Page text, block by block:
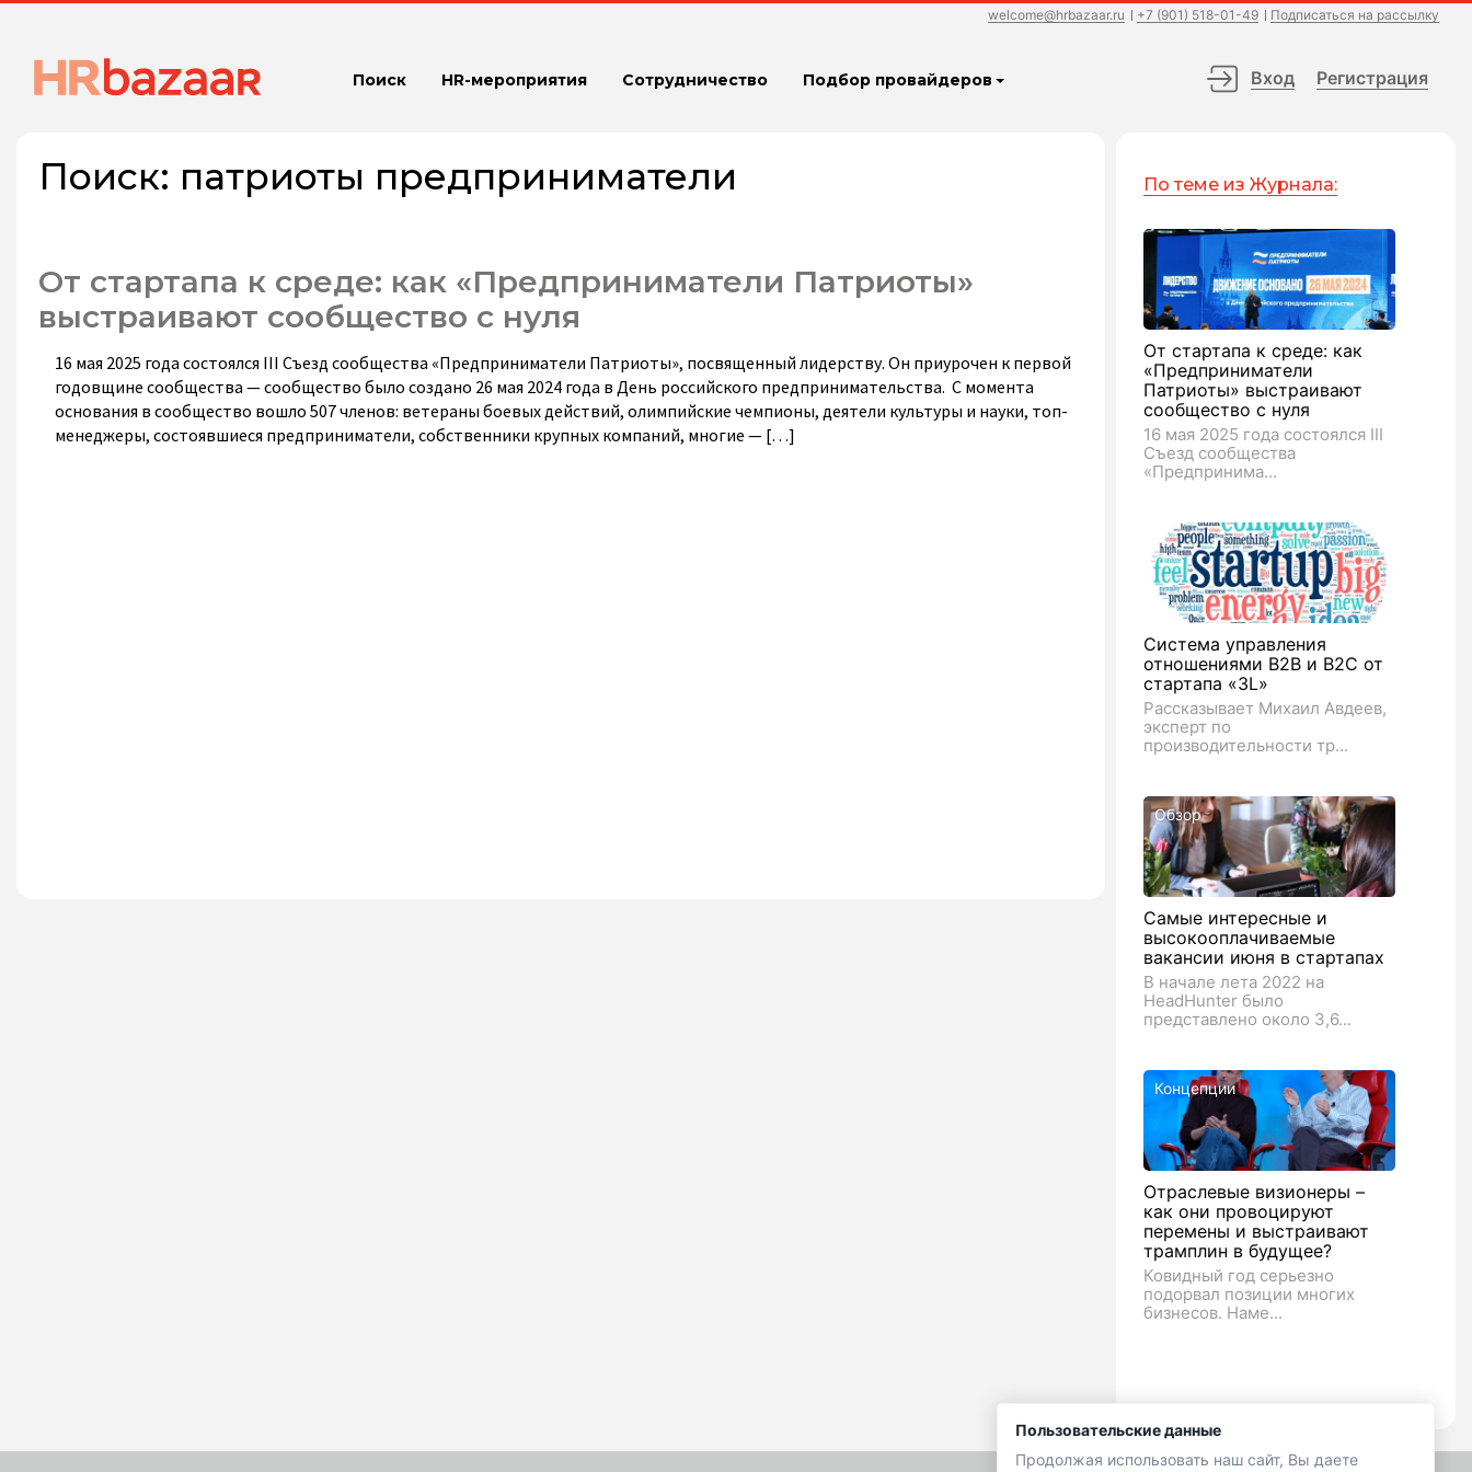
welcome@hrbazaar.ru +7 (901) 518-01-49 Подписаться на рассылку
Поиск HR-мероприятия Сотрудничество Подбор провайдеров Вход Регистрация
Поиск: патриоты предприниматели
От стартапа к среде: как «Предприниматели Патриоты»
выстраивают сообщество с нуля
16 мая 2025 года состоялся III Съезд сообщества «Предприниматели Патриоты», посвященный лидерству. Он приурочен к первой
годовщине сообщества — сообщество было создано 26 мая 2024 года в День российского предпринимательства. С момента
основания в сообщество вошло 507 членов: ветераны боевых действий, олимпийские чемпионы, деятели культуры и науки, топ-
менеджеры, состоявшиеся предприниматели, собственники крупных компаний, многие — […]
По теме из Журнала:
От стартапа к среде: как
«Предприниматели
Патриоты» выстраивают
сообщество с нуля
16 мая 2025 года состоялся III
Съезд сообщества
«Предпринима...
Система управления
отношениями B2B и B2C от
стартапа «3L»
Рассказывает Михаил Авдеев,
эксперт по
производительности тр...
Обзор
Самые интересные и
высокооплачиваемые
вакансии июня в стартапах
В начале лета 2022 на
HeadHunter было
представлено около 3,6...
Концепции
Отраслевые визионеры –
как они провоцируют
перемены и выстраивают
трамплин в будущее?
Ковидный год серьезно
подорвал позиции многих
бизнесов. Наме...
Пользовательские данные
Продолжая использовать наш сайт, Вы даете